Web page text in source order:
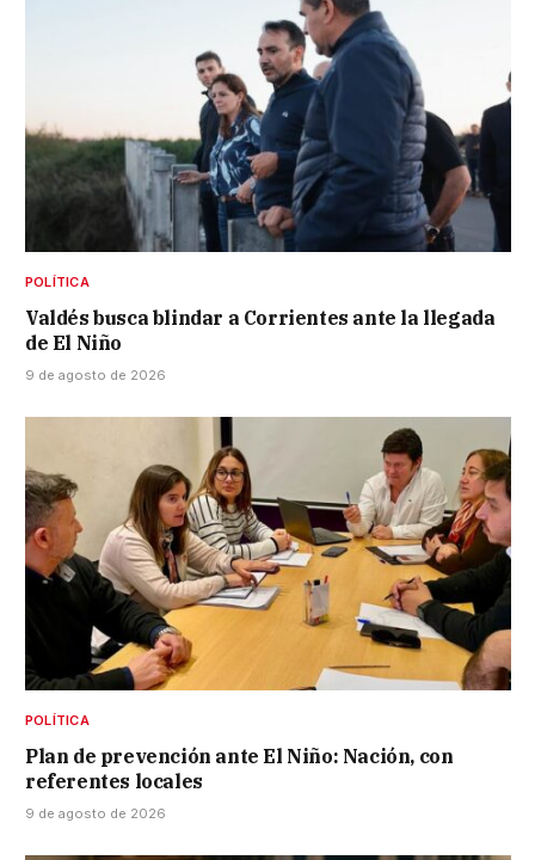
POLÍTICA
Valdés busca blindar a Corrientes ante la llegada
de El Niño
9 de agosto de 2026
POLÍTICA
Plan de prevención ante El Niño: Nación, con
referentes locales
9 de agosto de 2026